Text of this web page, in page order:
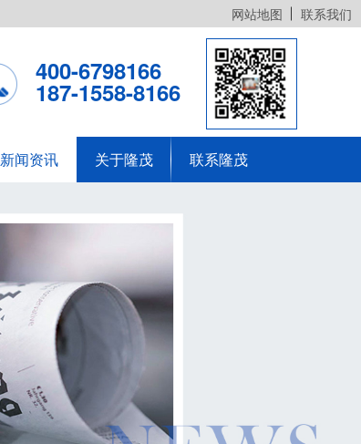
网站地图 联系我们
400-6798166
187-1558-8166
新闻资讯 关于隆茂 联系隆茂